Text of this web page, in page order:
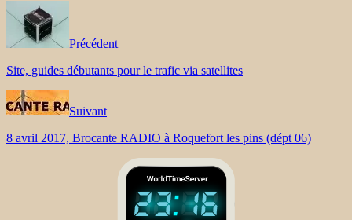
Précédent
Site, guides débutants pour le trafic via satellites
Suivant
8 avril 2017, Brocante RADIO à Roquefort les pins (dépt 06)